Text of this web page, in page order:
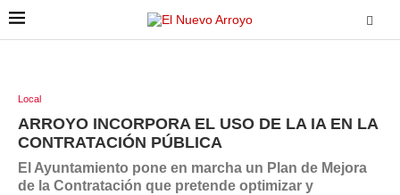
Local
ARROYO INCORPORA EL USO DE LA IA EN LA
CONTRATACIÓN PÚBLICA
El Ayuntamiento pone en marcha un Plan de Mejora
de la Contratación que pretende optimizar y